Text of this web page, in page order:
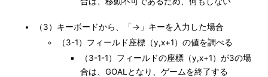
（3）キーボードから、「→」キーを入力した場合
（3-1）フィールド座標（y,x+1）の値を調べる
（3-1-1）フィールドの座標（y,x+1）が3の場
合は、GOALとなり、ゲームを終了する